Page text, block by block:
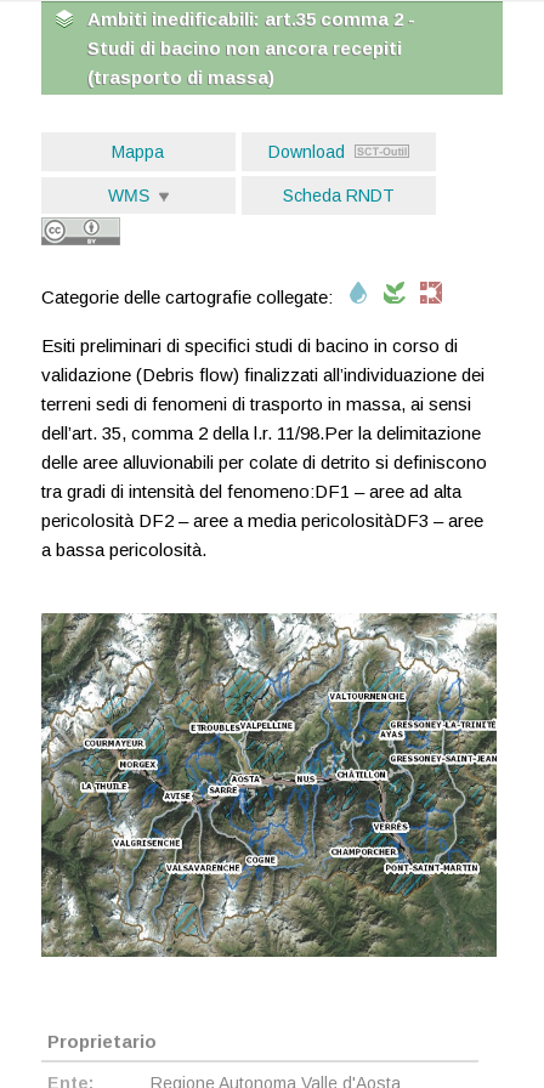
Ambiti inedificabili: art.35 comma 2 -
Studi di bacino non ancora recepiti
(trasporto di massa)
Mappa Download
WMS Scheda RNDT
Categorie delle cartografie collegate:
Esiti preliminari di specifici studi di bacino in corso di
validazione (Debris flow) finalizzati all’individuazione dei
terreni sedi di fenomeni di trasporto in massa, ai sensi
dell’art. 35, comma 2 della l.r. 11/98.Per la delimitazione
delle aree alluvionabili per colate di detrito si definiscono
tra gradi di intensità del fenomeno:DF1 – aree ad alta
pericolosità DF2 – aree a media pericolositàDF3 – aree
a bassa pericolosità.
Proprietario
Ente: Regione Autonoma Valle d'Aosta